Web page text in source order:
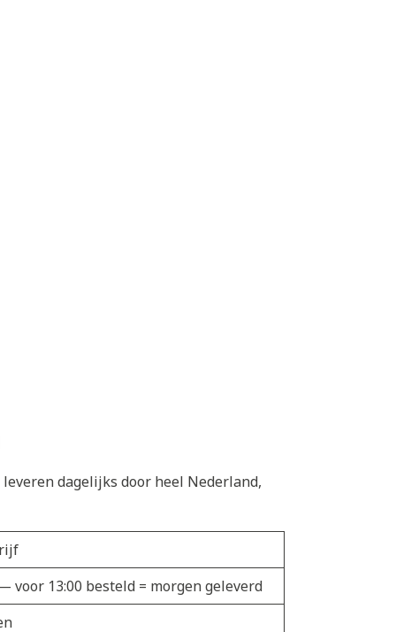
dagelijks door heel Nederland,
voor 13:00 besteld = morgen geleverd